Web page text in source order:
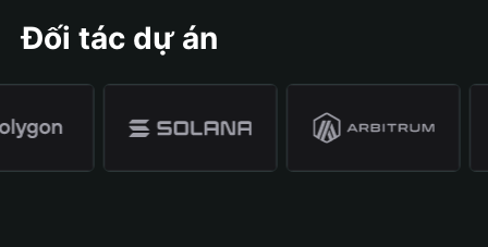
Đối tác dự án